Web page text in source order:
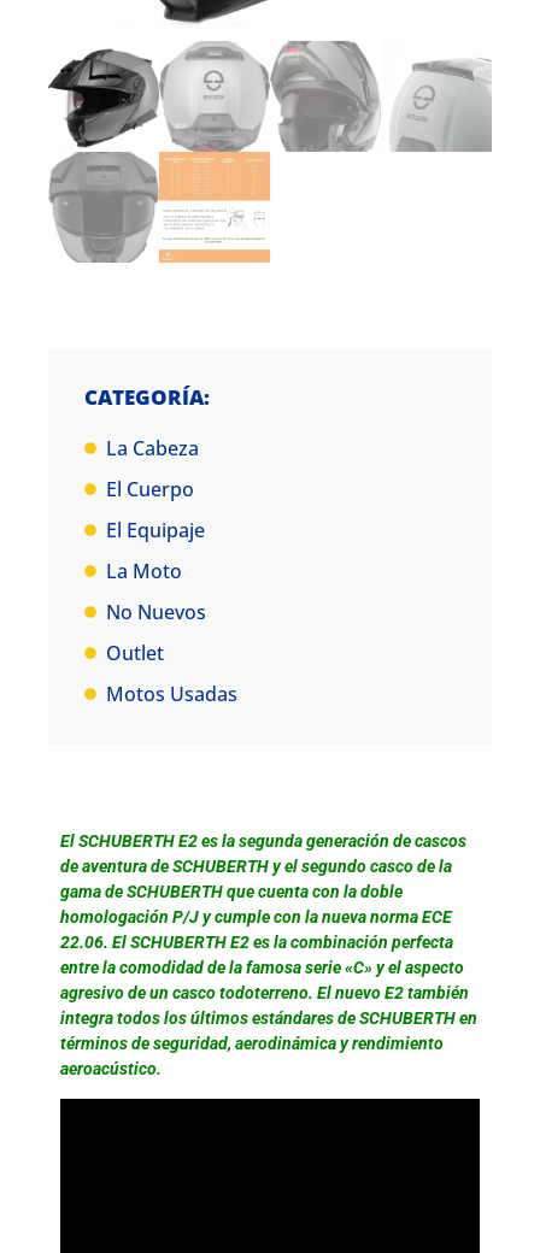
CATEGORÍA:
La Cabeza
El Cuerpo
El Equipaje
La Moto
No Nuevos
Outlet
Motos Usadas
El SCHUBERTH E2 es la segunda generación de cascos
de aventura de SCHUBERTH y el segundo casco de la
gama de SCHUBERTH que cuenta con la doble
homologación P/J y cumple con la nueva norma ECE
22.06. El SCHUBERTH E2 es la combinación perfecta
entre la comodidad de la famosa serie «C» y el aspecto
agresivo de un casco todoterreno. El nuevo E2 también
integra todos los últimos estándares de SCHUBERTH en
términos de seguridad, aerodinámica y rendimiento
aeroacústico.